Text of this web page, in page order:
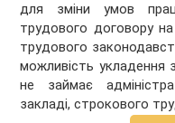
для зміни умов
трудового договору
трудового
можливість укладення
не займає
закладі, строкового